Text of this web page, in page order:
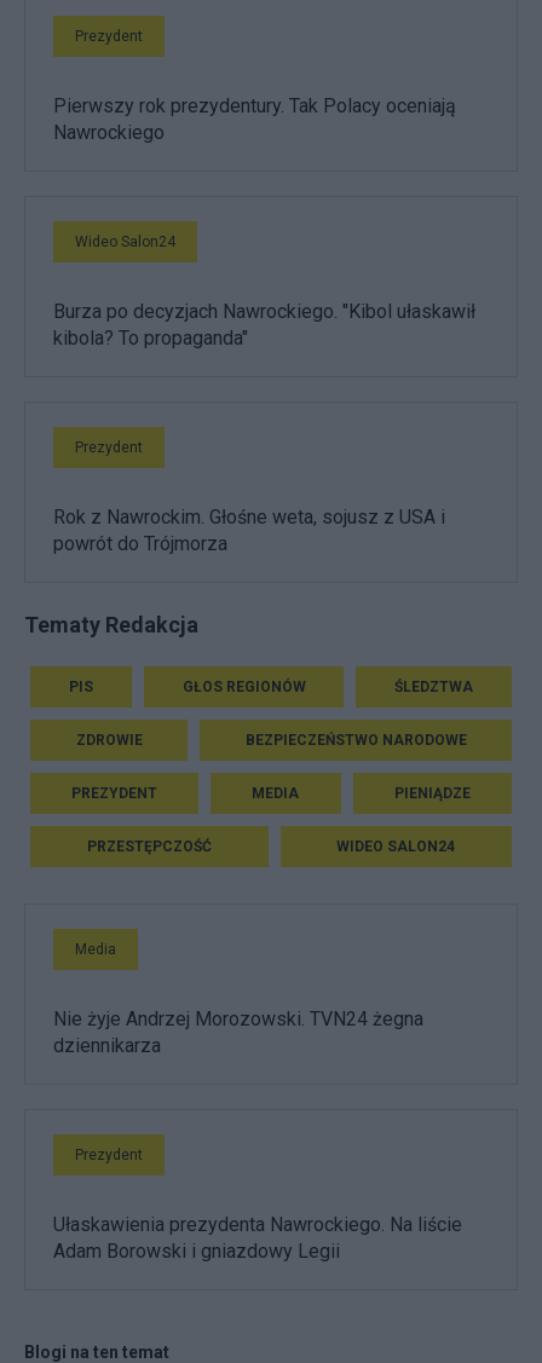
Prezydent
Pierwszy rok prezydentury. Tak Polacy oceniają
Nawrockiego
Wideo Salon24
Burza po decyzjach Nawrockiego. "Kibol ułaskawił
kibola? To propaganda"
Prezydent
Rok z Nawrockim. Głośne weta, sojusz z USA i
powrót do Trójmorza
Tematy Redakcja
PIS GŁOS REGIONÓW ŚLEDZTWA
ZDROWIE BEZPIECZEŃSTWO NARODOWE
PREZYDENT MEDIA PIENIĄDZE
PRZESTĘPCZOŚĆ WIDEO SALON24
Media
Nie żyje Andrzej Morozowski. TVN24 żegna
dziennikarza
Prezydent
Ułaskawienia prezydenta Nawrockiego. Na liście
Adam Borowski i gniazdowy Legii
Blogi na ten temat